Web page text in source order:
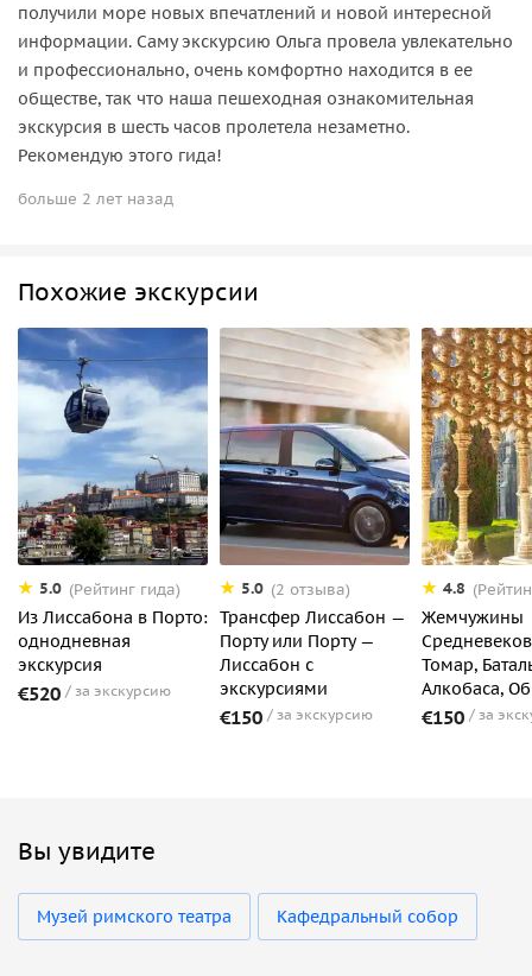
получили море новых впечатлений и новой интересной
информации. Саму экскурсию Ольга провела увлекательно
и профессионально, очень комфортно находится в ее
обществе, так что наша пешеходная ознакомительная
экскурсия в шесть часов пролетела незаметно.
Рекомендую этого гида!
больше 2 лет назад
Похожие экскурсии
5.0 (Рейтинг гида)
Из Лиссабона в Порто:
однодневная
экскурсия
€520 за экскурсию
5.0 (2 отзыва)
Трансфер Лиссабон —
Порту или Порту —
Лиссабон с
экскурсиями
€150 за экскурсию
4.8
Жемчужины
Томар,
Алкобаса,
€150 за
Вы увидите
Музей римского театра Кафедральный собор